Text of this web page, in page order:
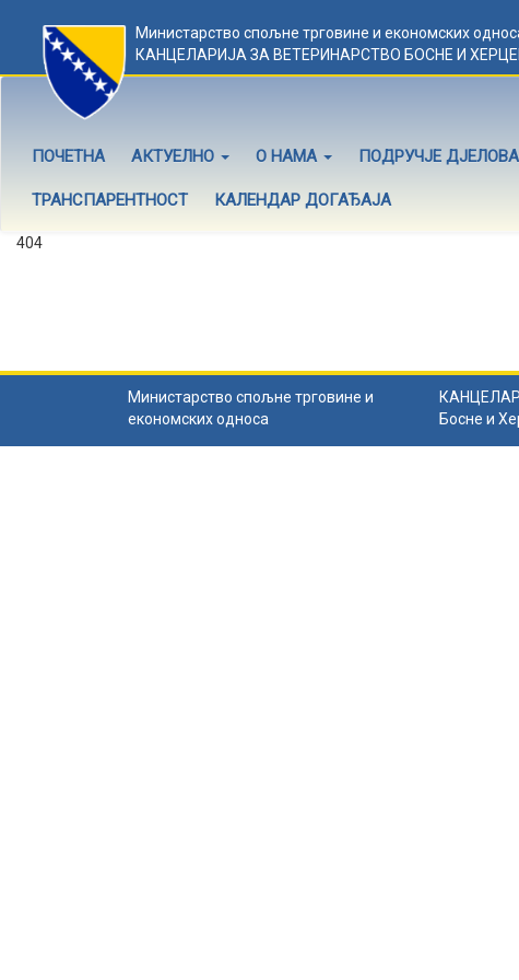
Министарство спољне трговине и економских
КАНЦЕЛАРИЈА ЗА ВЕТЕРИНАРСТВО БОСНЕ И
ПОЧЕТНА АКТУЕЛНО О НАМА ПОДРУЧЈЕ
ТРАНСПАРЕНТНОСТ КАЛЕНДАР ДОГАЂАЈА
404
Министарство спољне трговине и
економских односа
Босне и